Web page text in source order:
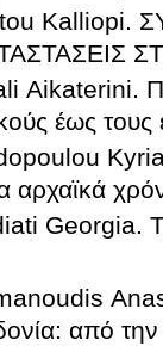
Kalliopi.
Aikaterini.
έως τους
αρχαϊκά
Georgia.
από